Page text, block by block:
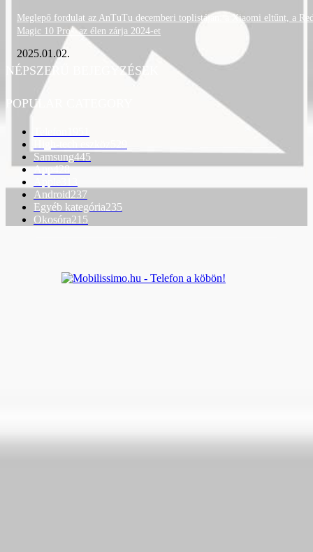
Meglepő fordulat az AnTuTu decemberi toplistáján: a Xiaomi eltűnt, a
Magic 10 Pro+ az élen zárja 2024-et
2025.01.02.
NÉPSZERŰ BEJEGYZÉSEK
POPULAR CATEGORY
Samsung445
App428
Android237
Egyéb kategória235
Okosóra215